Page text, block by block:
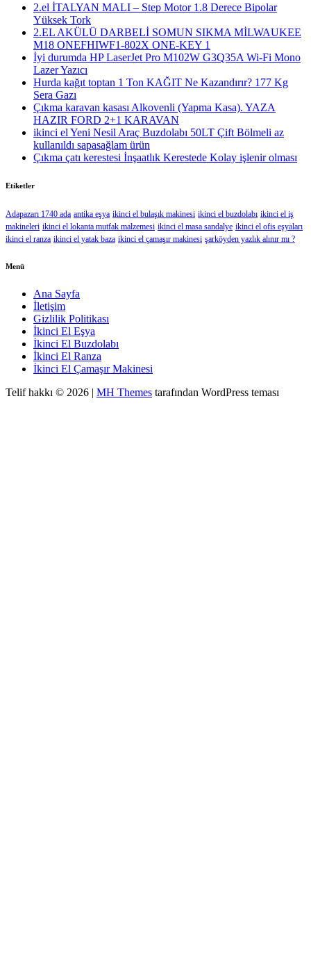
2.el İTALYAN MALI – Step Motor 1.8 Derece Bipolar
Yüksek Tork
2.EL AKÜLÜ DARBELİ SOMUN SIKMA MİLWAUKEE
M18 ONEFHIWF1-802X ONE-KEY 1
İyi durumda HP LaserJet Pro M102W G3Q35A Wi-Fi Mono
Lazer Yazıcı
Hurda kağıt toptan 1 Ton KAĞIT Ne Kazandırır? 177 Kg
Sera Gazı
Çıkma karavan kasası Alkovenli (Yapma Kasa). YAZA
HAZIR FORD 2+1 KARAVAN
ikinci el Yeni Nesil Araç Buzdolabı 50LT Çift Bölmeli az
kullanıldı sapasağlam ürün
Çıkma çatı kerestesi İnşaatlık Kerestede​​ Kolay işlenir olması
Etiketler
Adapazarı 1740 ada antika eşya ikinci el bulaşık makinesi ikinci el buzdolabı ikinci el iş
makineleri ikinci el lokanta mutfak malzemesi ikinci el masa sandalye ikinci el ofis eşyaları
ikinci el ranza ikinci el yatak baza ikinci el çamaşır makinesi şarköyden yazlık alınır mı ?
Menü
Ana Sayfa
İletişim
Gizlilik Politikası
İkinci El Eşya
İkinci El Buzdolabı
İkinci El Ranza
İkinci El Çamaşır Makinesi
Telif hakkı © 2026 | MH Themes tarafından WordPress teması